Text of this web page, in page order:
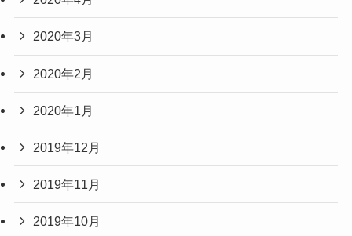
2020年3月
2020年2月
2020年1月
2019年12月
2019年11月
2019年10月